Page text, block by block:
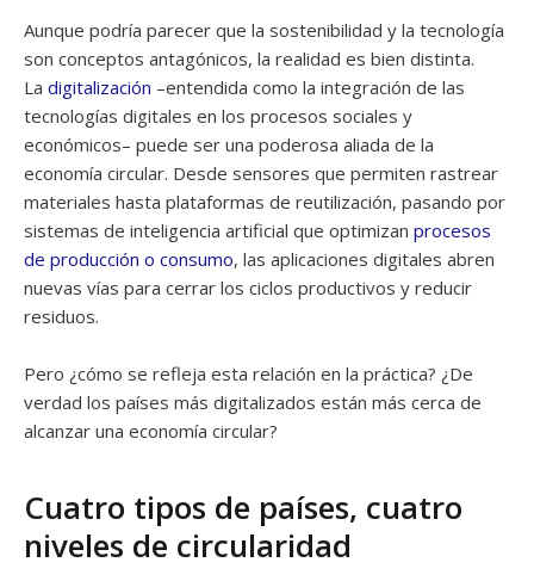
Aunque podría parecer que la sostenibilidad y la tecnología
son conceptos antagónicos, la realidad es bien distinta.
La digitalización –entendida como la integración de las
tecnologías digitales en los procesos sociales y
económicos– puede ser una poderosa aliada de la
economía circular. Desde sensores que permiten rastrear
materiales hasta plataformas de reutilización, pasando por
sistemas de inteligencia artificial que optimizan procesos
de producción o consumo, las aplicaciones digitales abren
nuevas vías para cerrar los ciclos productivos y reducir
residuos.
Pero ¿cómo se refleja esta relación en la práctica? ¿De
verdad los países más digitalizados están más cerca de
alcanzar una economía circular?
Cuatro tipos de países, cuatro
niveles de circularidad